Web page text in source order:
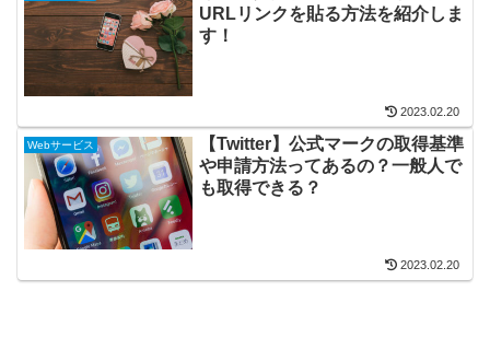
URLリンクを貼る方法を紹介しま
す！
2023.02.20
Webサービス
【Twitter】公式マークの取得基準
や申請方法ってあるの？一般人で
も取得できる？
2023.02.20